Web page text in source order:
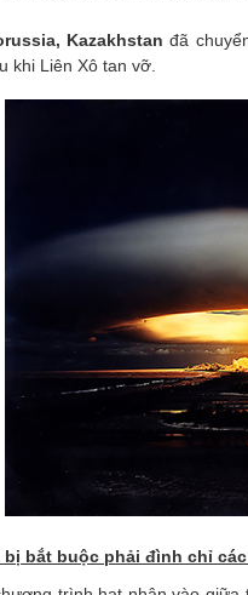
Kazakhstanđã
khi Liên Xô tan vỡ.
bị bắt buộc phải đình chỉ